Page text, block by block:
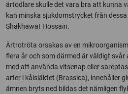
ärtodlare skulle det vara bra att kunna
kan minska sjukdomstrycket från
Shakhawat Hossain.
Ärtrotröta orsakas av en
flera år och som därmed är väldigt
med att använda vitsenap eller
arter i kålsläktet (Brassica), innehåller
ämnen bryts ned bildas det nämligen